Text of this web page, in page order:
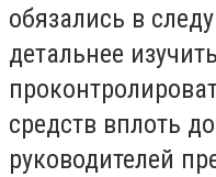
обязались в
детальнее
средств вплоть
руководителей